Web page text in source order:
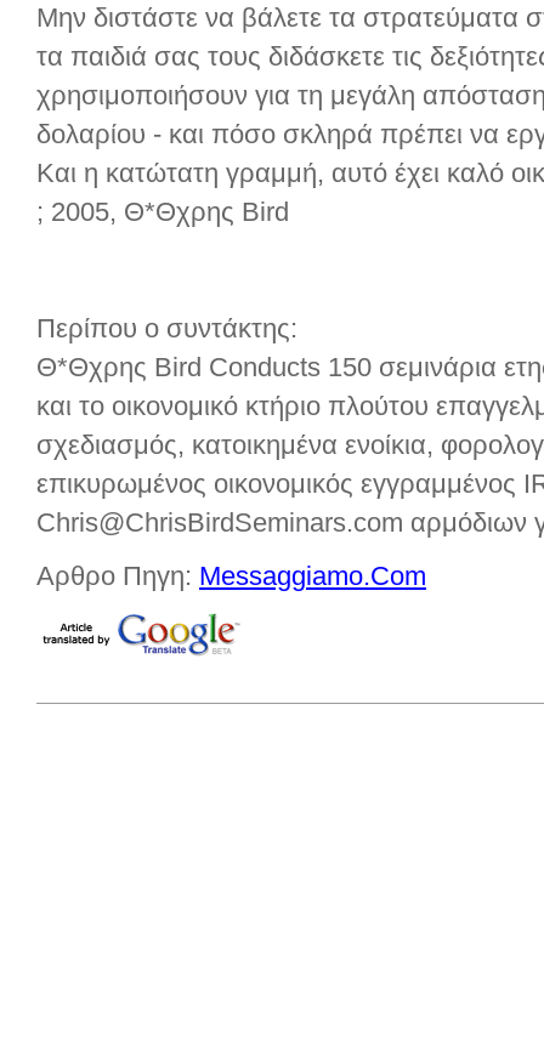
Μην διστάστε να βάλετε τα στρατεύματα
τα παιδιά σας τους διδάσκετε τις
χρησιμοποιήσουν για τη μεγάλη
δολαρίου - και πόσο σκληρά πρέπει να
Και η κατώτατη γραμμή, αυτό έχει καλό
; 2005, Θ*Θχρης Bird
Περίπου ο συντάκτης:
Θ*Θχρης Bird Conducts 150 σεμινάρια
και το οικονομικό κτήριο πλούτου
σχεδιασμός, κατοικημένα ενοίκια,
επικυρωμένος οικονομικός εγγραμμένος
Chris@ChrisBirdSeminars.com αρμόδιων
Αρθρο Πηγη: Messaggiamo.Com